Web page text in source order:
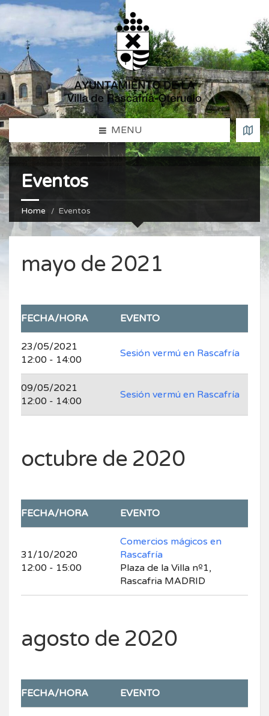
MENU
Eventos
Home Eventos
mayo de 2021
FECHA/HORA EVENTO
23/05/2021
12:00 - 14:00
Sesión vermú en Rascafría
09/05/2021
12:00 - 14:00
Sesión vermú en Rascafría
octubre de 2020
FECHA/HORA EVENTO
31/10/2020
12:00 - 15:00
Comercios mágicos en
Rascafría
Plaza de la Villa nº1,
Rascafria MADRID
agosto de 2020
FECHA/HORA EVENTO